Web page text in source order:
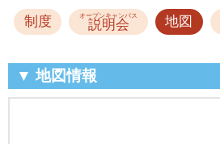
制度 オープンキャンパス
説明会 地図
▼ 地図情報